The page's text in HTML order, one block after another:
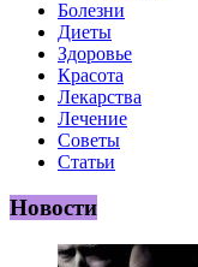
Болезни
Диеты
Здоровье
Красота
Лекарства
Лечение
Советы
Статьи
Новости